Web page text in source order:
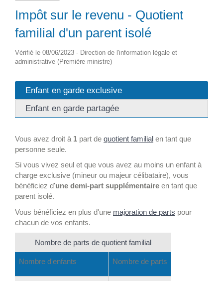
Impôt sur le revenu - Quotient
familial d'un parent isolé
Vérifié le 08/06/2023 - Direction de l'information légale et
administrative (Première ministre)
Enfant en garde exclusive
Enfant en garde partagée
Vous avez droit à 1 part de quotient familial en tant que
personne seule.
Si vous vivez seul et que vous avez au moins un enfant à
charge exclusive (mineur ou majeur célibataire), vous
bénéficiez d'une demi-part supplémentaire en tant que
parent isolé.
Vous bénéficiez en plus d'une majoration de parts pour
chacun de vos enfants.
Nombre de parts de quotient familial
Nombre d'enfants Nombre de parts